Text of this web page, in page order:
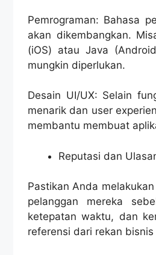
Pemrograman: Bahasa
akan dikembangkan.
(iOS) atau Java
mungkin diperlukan.
Desain UI/UX: Selain
menarik dan user
membantu membuat
Reputasi dan
Pastikan Anda
pelanggan mereka
ketepatan waktu, dan
referensi dari rekan